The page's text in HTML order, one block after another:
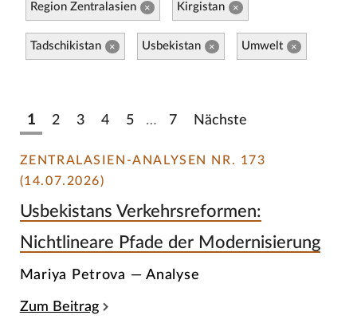
Region Zentralasien × Kirgistan ×
Tadschikistan × Usbekistan × Umwelt ×
1 2 3 4 5 … 7 Nächste
ZENTRALASIEN-ANALYSEN NR. 173
(14.07.2026)
Usbekistans Verkehrsreformen:
Nichtlineare Pfade der Modernisierung
Mariya Petrova — Analyse
Zum Beitrag